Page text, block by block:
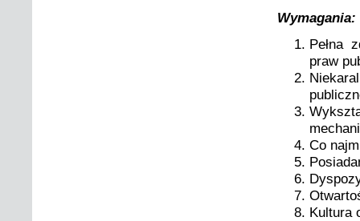
Wymagania:
Pełna
praw
Co
Kultura